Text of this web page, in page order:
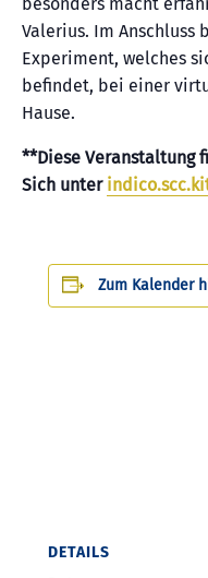
Valerius. Im Anschluss
Experiment, welches
befindet, bei einer
Hause.
**Diese Veranstaltung
Sich unter
Zum Kalender
DETAILS